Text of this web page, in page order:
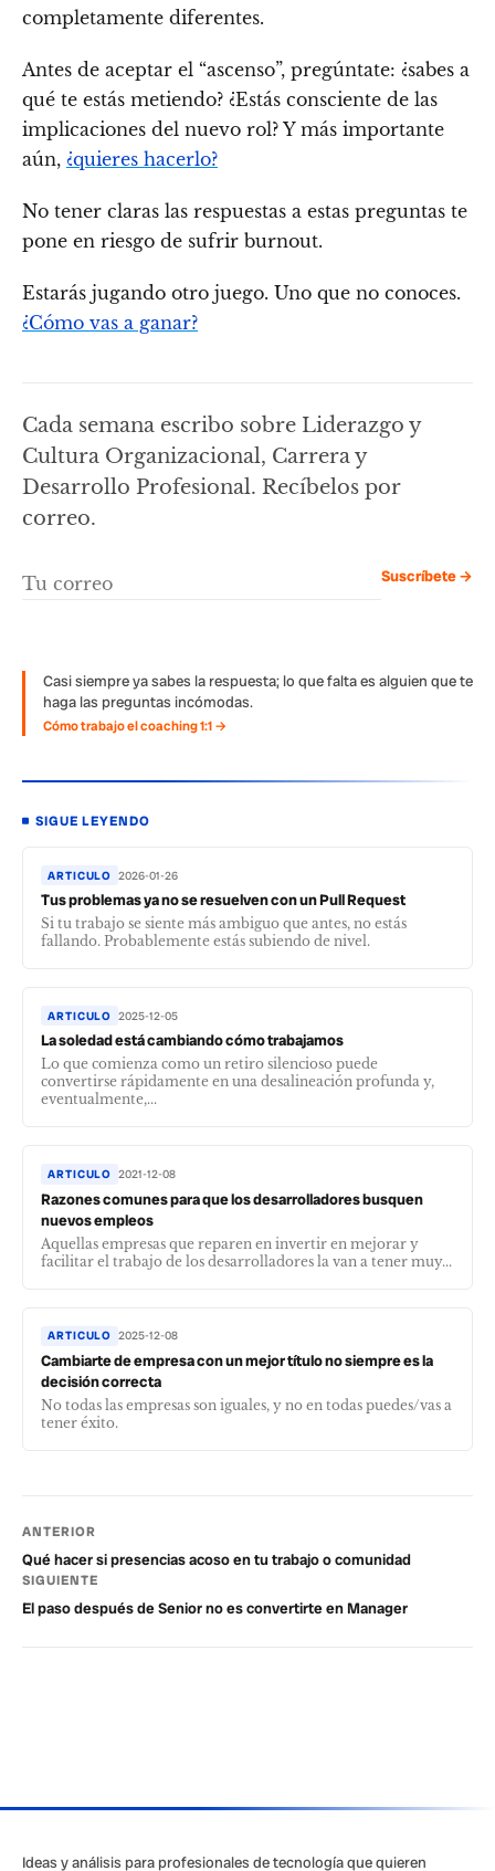
completamente diferentes.
Antes de aceptar el “ascenso”, pregúntate: ¿sabes a
qué te estás metiendo? ¿Estás consciente de las
implicaciones del nuevo rol? Y más importante
aún, ¿quieres hacerlo?
No tener claras las respuestas a estas preguntas te
pone en riesgo de sufrir burnout.
Estarás jugando otro juego. Uno que no conoces.
¿Cómo vas a ganar?
Cada semana escribo sobre Liderazgo y
Cultura Organizacional, Carrera y
Desarrollo Profesional. Recíbelos por
correo.
Suscríbete →
Casi siempre ya sabes la respuesta; lo que falta es alguien que te
haga las preguntas incómodas.
Cómo trabajo el coaching 1:1 →
SIGUE LEYENDO
ARTICULO 2026-01-26
Tus problemas ya no se resuelven con un Pull Request
Si tu trabajo se siente más ambiguo que antes, no estás
fallando. Probablemente estás subiendo de nivel.
ARTICULO 2025-12-05
La soledad está cambiando cómo trabajamos
Lo que comienza como un retiro silencioso puede
convertirse rápidamente en una desalineación profunda y,
eventualmente,...
ARTICULO 2021-12-08
Razones comunes para que los desarrolladores busquen
nuevos empleos
Aquellas empresas que reparen en invertir en mejorar y
facilitar el trabajo de los desarrolladores la van a tener muy...
ARTICULO 2025-12-08
Cambiarte de empresa con un mejor título no siempre es la
decisión correcta
No todas las empresas son iguales, y no en todas puedes/vas a
tener éxito.
ANTERIOR
Qué hacer si presencias acoso en tu trabajo o comunidad
SIGUIENTE
El paso después de Senior no es convertirte en Manager
Ideas y análisis para profesionales de tecnología que quieren